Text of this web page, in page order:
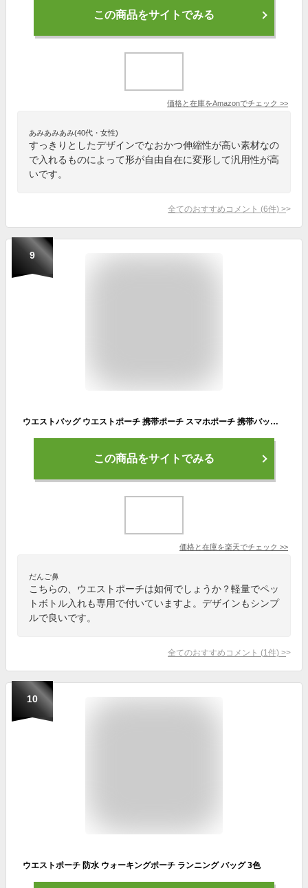
この商品をサイトでみる
価格と在庫をAmazonでチェック >>
あみあみあみ(40代・女性)
すっきりとしたデザインでなおかつ伸縮性が高い素材なの
で入れるものによって形が自由自在に変形して汎用性が高
いです。
全てのおすすめコメント (6件) >
9
ウエストバッグ ウエストポーチ 携帯ポーチ スマホポーチ 携帯バッグ スポーツバッグ ボトルホルダー ショルダーポーチ メッシュ素材 防水 コンパクト 軽量 軽い イヤホンコード ウォーキング ランニング サイクリング D45
この商品をサイトでみる
価格と在庫を楽天でチェック >>
だんご鼻
こちらの、ウエストポーチは如何でしょうか？軽量でペッ
トボトル入れも専用で付いていますよ。デザインもシンプ
ルで良いです。
全てのおすすめコメント (1 件) >
10
ウエストポーチ 防水 ウォーキングポーチ ランニング バッグ 3色